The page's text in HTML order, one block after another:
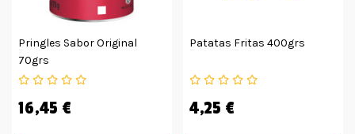
Pringles Sabor Original
70grs
16,45 €
Patatas Fritas 400grs
4,25 €